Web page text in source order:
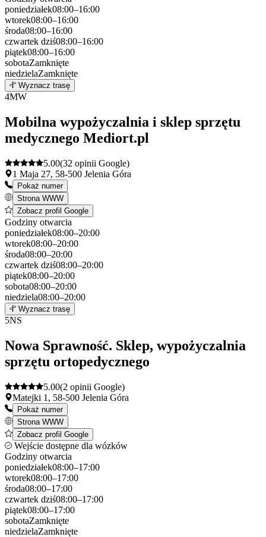
poniedziałek08:00–16:00
wtorek08:00–16:00
środa08:00–16:00
czwartek dziś08:00–16:00
piątek08:00–16:00
sobotaZamknięte
niedzielaZamknięte
+
−
Wyznacz trasę
4MW
Mobilna wypożyczalnia i sklep sprzętu
medycznego Mediort.pl
5.00(32 opinii Google)
1 Maja 27, 58-500 Jelenia Góra
Pokaż numer
Strona WWW
Zobacz profil Google
Godziny otwarcia
poniedziałek08:00–20:00
wtorek08:00–20:00
środa08:00–20:00
czwartek dziś08:00–20:00
piątek08:00–20:00
sobota08:00–20:00
niedziela08:00–20:00
+
Wyznacz trasę
5NS
Nowa Sprawność. Sklep, wypożyczalnia
sprzętu ortopedycznego
5.00(2 opinii Google)
Matejki 1, 58-500 Jelenia Góra
Pokaż numer
Strona WWW
Zobacz profil Google
Wejście dostępne dla wózków
Godziny otwarcia
poniedziałek08:00–17:00
wtorek08:00–17:00
środa08:00–17:00
czwartek dziś08:00–17:00
piątek08:00–17:00
sobotaZamknięte
niedzielaZamknięte